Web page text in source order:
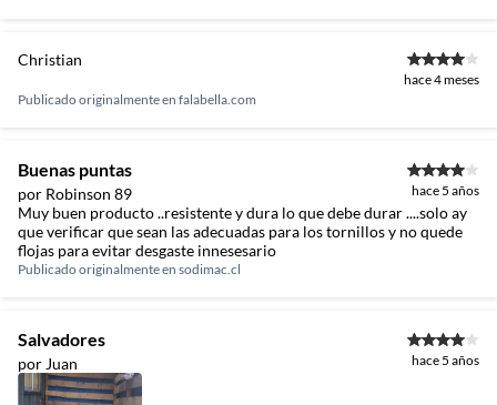
Christian
hace 4 meses
Publicado originalmente en falabella.com
Buenas puntas
por Robinson 89 hace 5 años
Muy buen producto ..resistente y dura lo que debe durar ....solo ay
que verificar que sean las adecuadas para los tornillos y no quede
flojas para evitar desgaste innesesario
Publicado originalmente en sodimac.cl
Salvadores
por Juan hace 5 años